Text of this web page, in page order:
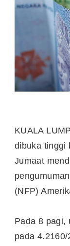
KUALA
dibuka tinggi
Jumaat
(NFP)
Pada 8 pagi,
pada